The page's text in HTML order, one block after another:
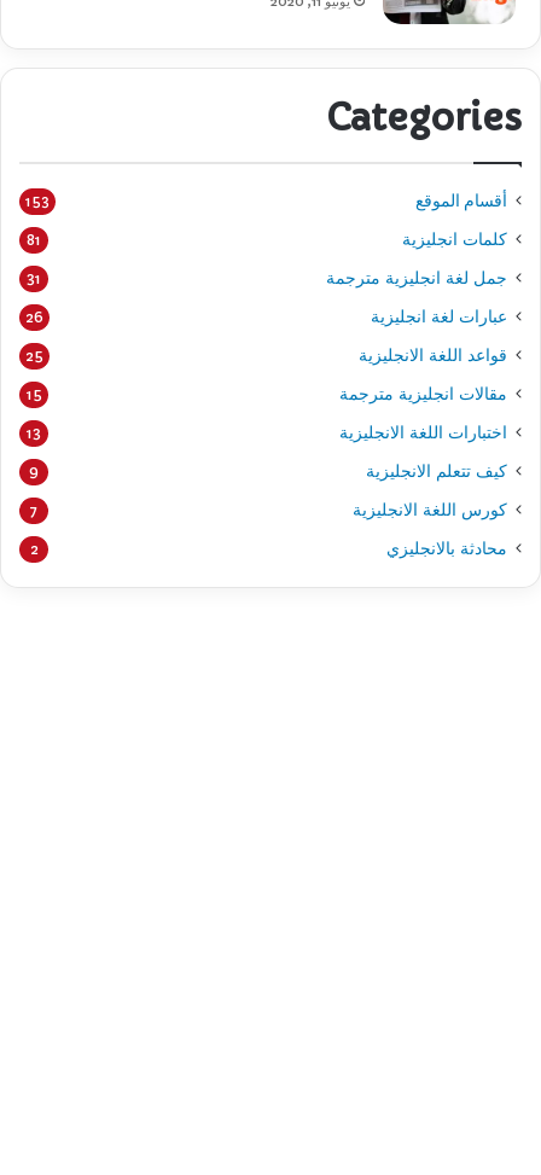
Categories
أقسام الموقع 153
كلمات انجليزية 81
جمل لغة انجليزية مترجمة 31
عبارات لغة انجليزية 26
قواعد اللغة الانجليزية 25
مقالات انجليزية مترجمة 15
اختبارات اللغة الانجليزية 13
كيف تتعلم الانجليزية 9
كورس اللغة الانجليزية 7
محادثة بالانجليزي 2